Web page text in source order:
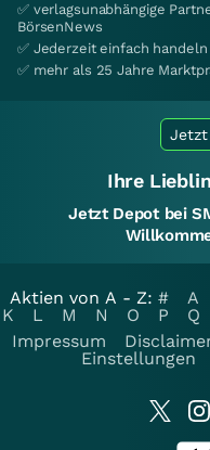
✅ verlagsunabhängige
BörsenNews
✅ Jederzeit einfach
✅ mehr als 25 Jahre
Jetzt
Ihre
Jetzt Depot bei
Aktien von A - Z: # A
K
L M N O P Q
Impressum
Einstellungen